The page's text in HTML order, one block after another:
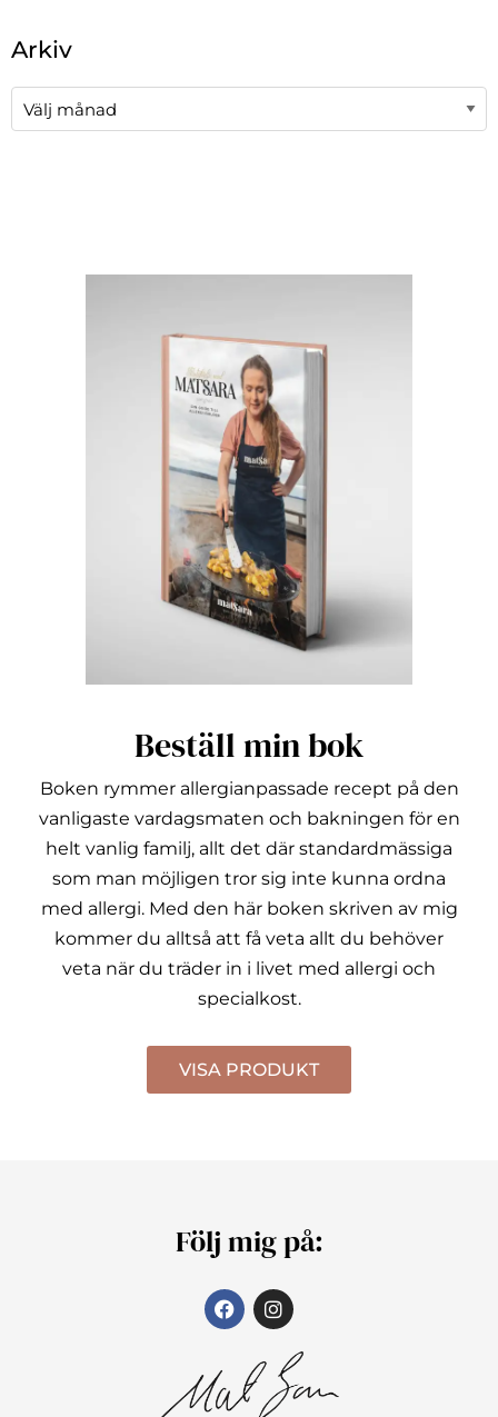
Arkiv
Beställ min bok
Boken rymmer allergianpassade recept på den
vanligaste vardagsmaten och bakningen för en
helt vanlig familj, allt det där standardmässiga
som man möjligen tror sig inte kunna ordna
med allergi. Med den här boken skriven av mig
kommer du alltså att få veta allt du behöver
veta när du träder in i livet med allergi och
specialkost.
VISA PRODUKT
Följ mig på: